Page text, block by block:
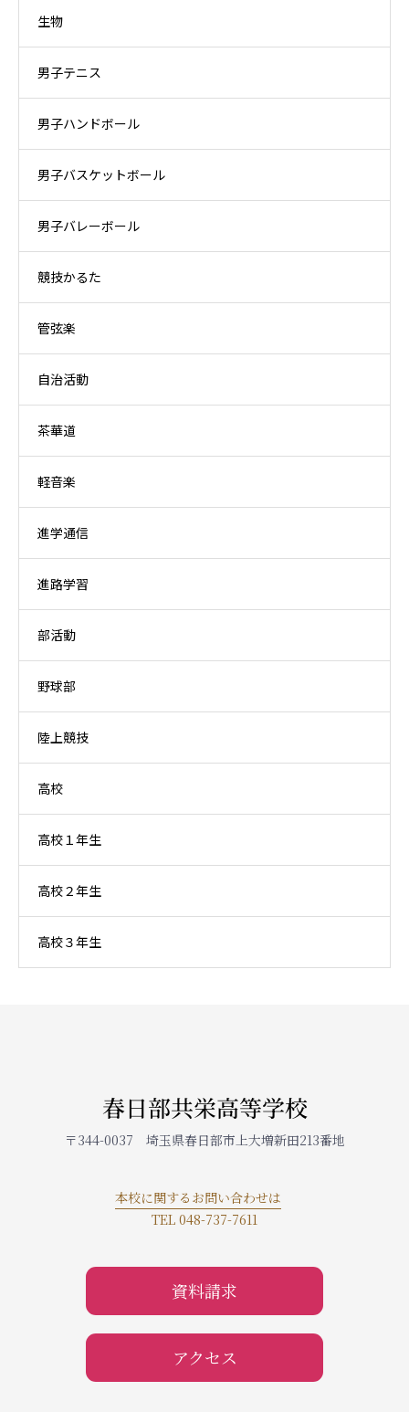
生物
男子テニス
男子ハンドボール
男子バスケットボール
男子バレーボール
競技かるた
管弦楽
自治活動
茶華道
軽音楽
進学通信
進路学習
部活動
野球部
陸上競技
高校
高校１年生
高校２年生
高校３年生
春日部共栄高等学校
〒344-0037 埼玉県春日部市上大増新田213番地
本校に関するお問い合わせは
TEL 048-737-7611
資料請求
アクセス